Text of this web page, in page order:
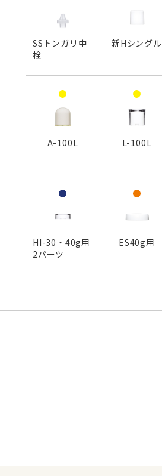
SSトンガリ中
栓
新Hシングル
A-100L L-100L
HI-30・40g用
2パーツ
ES40g用